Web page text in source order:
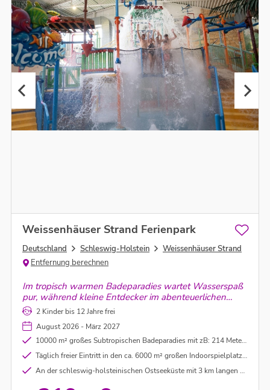
Weissenhäuser Strand Ferienpark
Deutschland Schleswig-Holstein
Weissenhäuser Strand
Entfernung berechnen
Im tropisch warmen Badeparadies wartet Wasserspaß
pur, während kleine Entdecker im abenteuerlichen
Dschungelland klettern, toben und auf große
Entdeckungstour gehen können.
2 Kinder bis 12 Jahre frei
August 2026 - März 2027
10000 m² großes Subtropischen Badeparadies mit zB: 214 Meter Reifenrutsche, 75 m Turborutsche, 3er Wellenrutsche, 156 m Effektrutsche und Steilrutsche, uvm.
Täglich freier Eintritt in den ca. 6000 m² großen Indoorspielplatz Abenteuer Dschungelland mit zB: Hochseilgarten, Kletterwand, Kinderspielanlage, Terrarienlandschaft, Leguan Lagune uvm.
An der schleswig-holsteinischen Ostseeküste mit 3 km langen Sandstrand